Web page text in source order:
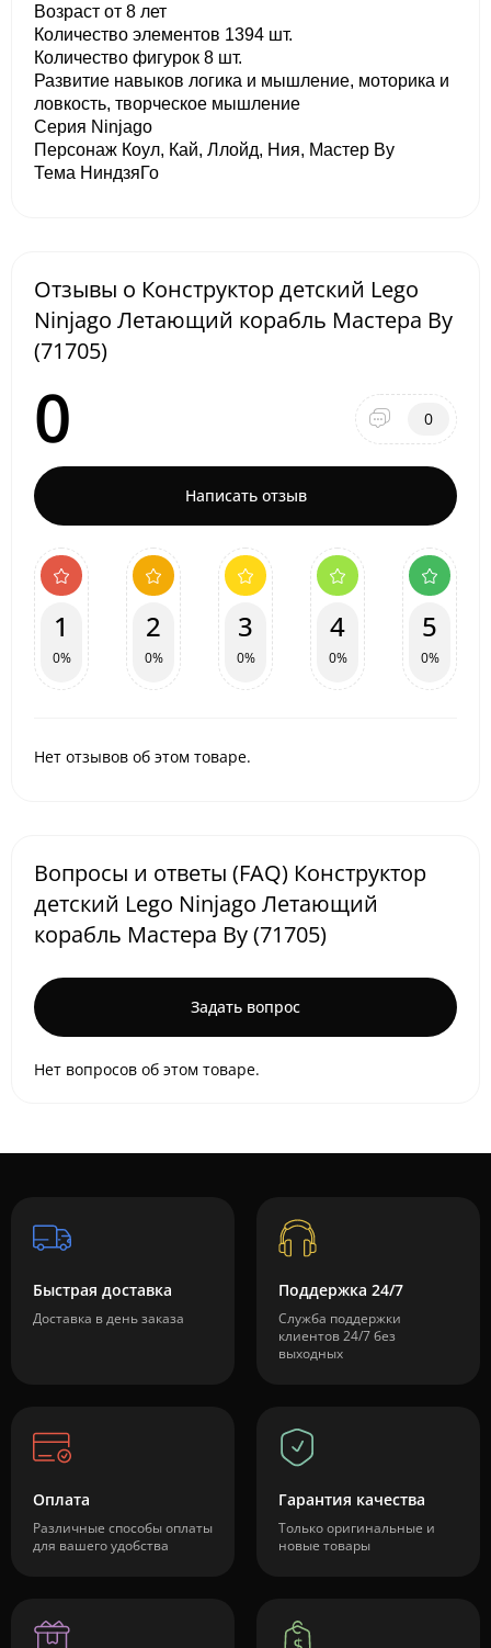
Возраст от 8 лет
Количество элементов 1394 шт.
Количество фигурок 8 шт.
Развитие навыков логика и мышление, моторика и
ловкость, творческое мышление
Серия Ninjago
Персонаж Коул, Кай, Ллойд, Ния, Мастер Ву
Тема НиндзяГо
Отзывы о Конструктор детский Lego
Ninjago Летающий корабль Мастера Ву
(71705)
0 0
Написать отзыв
1
0%
2
0%
3
0%
4
0%
5
0%
Нет отзывов об этом товаре.
Вопросы и ответы (FAQ) Конструктор
детский Lego Ninjago Летающий
корабль Мастера Ву (71705)
Задать вопрос
Нет вопросов об этом товаре.
Быстрая доставка
Доставка в день заказа
Поддержка 24/7
Служба поддержки
клиентов 24/7 без
выходных
Оплата
Различные способы оплаты
для вашего удобства
Гарантия качества
Только оригинальные и
новые товары